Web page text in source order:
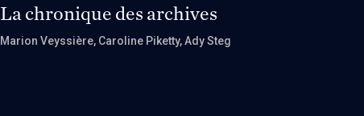
La chronique des archives
Marion Veyssière, Caroline Piketty, Ady Steg